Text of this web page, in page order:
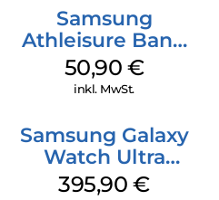
Samsung
Athleisure Band
(M/L) Galaxy
Watch8/Watch8
50,90 €
inkl. MwSt.
Samsung Galaxy
Watch Ultra
Titanium Gray
395,90€